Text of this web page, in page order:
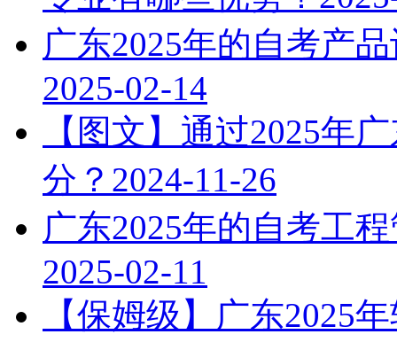
广东2025年的自考产
2025-02-14
【图文】通过2025年
分？ 2024-11-26
广东2025年的自考工
2025-02-11
【保姆级】广东2025
学历提升报考中心